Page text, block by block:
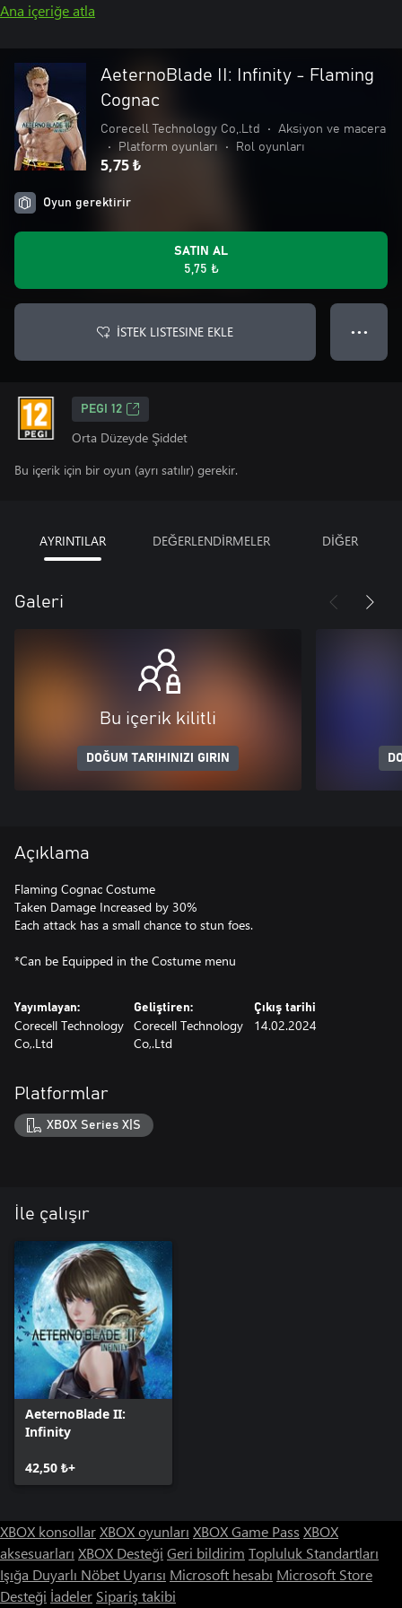
Ana içeriğe atla
AeternoBlade II: Infinity - Flaming
Cognac
Corecell Technology Co,.Ltd •
Aksiyon ve macera
•
Platform oyunları • Rol oyunları
5,75 ₺
Oyun gerektirir
SATIN AL
5,75 ₺
İSTEK LISTESINE EKLE ● ● ●
PEGI 12
Orta Düzeyde Şiddet
Bu içerik için bir oyun (ayrı satılır) gerekir.
AYRINTILAR DEĞERLENDİRMELER DİĞER
Galeri
Bu içerik kilitli
DOĞUM TARIHINIZI GIRIN
Açıklama
Flaming Cognac Costume
Taken Damage Increased by 30%
Each attack has a small chance to stun foes.
*Can be Equipped in the Costume menu
Yayımlayan:
Corecell Technology
Co,.Ltd
Geliştiren:
Corecell Technology
Co,.Ltd
Çıkış tarihi
14.02.2024
Platformlar
XBOX Series X|S
İle çalışır
AeternoBlade II:
Infinity
42,50 ₺+
XBOX konsollarXBOX oyunları XBOX Game Pass XBOX
aksesuarları XBOX Desteği Geri bildirim Topluluk Standartları
Işığa Duyarlı Nöbet Uyarısı Microsoft hesabı Microsoft Store
Desteği İadeler Sipariş takibi